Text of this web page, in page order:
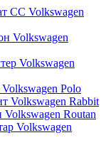
Volkswagen
Volkswagen
Volkswagen
Volkswagen Polo
Volkswagen Rabbit
Volkswagen Routan
Volkswagen